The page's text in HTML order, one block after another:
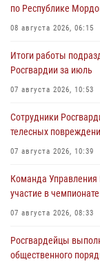
по Республике
08 августа 2026, 06:15
Итоги работы
Росгвардии за июль
07 августа 2026, 10:53
Сотрудники
телесных
07 августа 2026, 10:39
Команда Управления
участие в
07 августа 2026, 08:33
Росгвардейцы
общественного